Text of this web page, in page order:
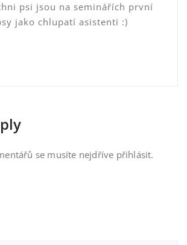
psi jsou na seminářích první
jako chlupatí asistenti :)
se musíte nejdříve přihlásit.